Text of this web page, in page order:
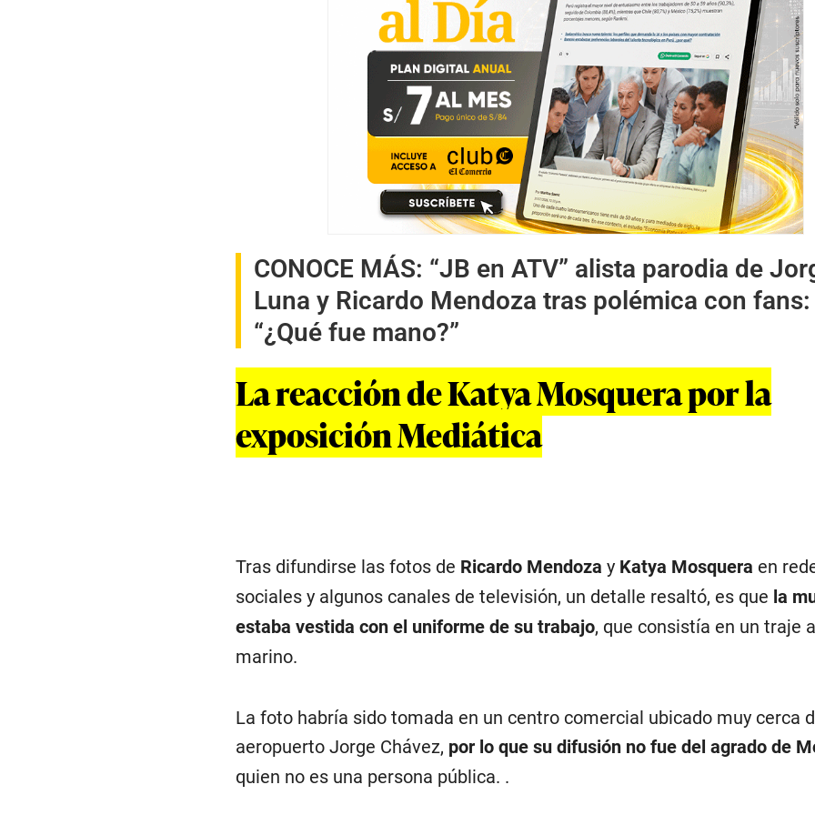
CONOCE MÁS: “JB en ATV” alista parodia de
Luna y Ricardo Mendoza tras polémica con fans:
“¿Qué fue mano?”
La reacción de Katya Mosquera por la
exposición Mediática
Tras difundirse las fotos de Ricardo Mendoza yKatya Mosquera en
sociales y algunos canales de televisión, un detalle resaltó, es que la
estaba vestida con el uniforme de su trabajo, que consistía en un traje
marino.
La foto habría sido tomada en un centro comercial ubicado muy cerca
aeropuerto Jorge Chávez, por lo que su difusión no fue del agrado de
quien no es una persona pública. .